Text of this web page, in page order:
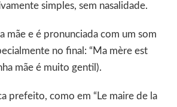
simples, sem nasalidade.
mãe e é pronunciada com um som
no final: “Ma mère est
mãe é muito gentil).
prefeito, como em “Le maire de la